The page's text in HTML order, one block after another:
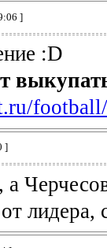
]
:D
]
, а
лидера,